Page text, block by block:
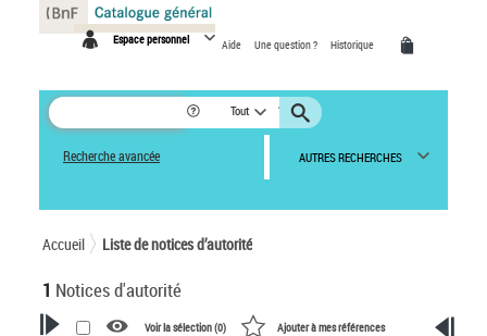
Espace personnel Aide Une question ? Historique
Tout
Recherche avancée AUTRES RECHERCHES
Accueil Liste de notices d’autorité
1 Notices d'autorité
Voir la sélection (0) Ajouter à mes références
Panneau de gestion des cookies